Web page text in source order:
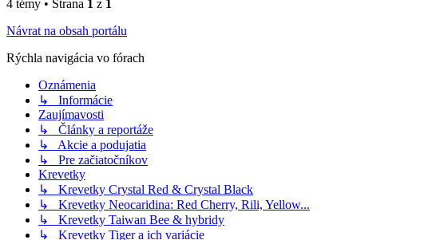
4 témy • Strana 1 z 1
Návrat na obsah portálu
Rýchla navigácia vo fórach
Oznámenia
↳ Informácie
Zaujímavosti
↳ Články a reportáže
↳ Akcie a podujatia
↳ Pre začiatočníkov
Krevetky
↳ Krevetky Crystal Red & Crystal Black
↳ Krevetky Neocaridina: Red Cherry, Rili, Yellow...
↳ Krevetky Taiwan Bee & hybridy
↳ Krevetky Tiger a ich variácie